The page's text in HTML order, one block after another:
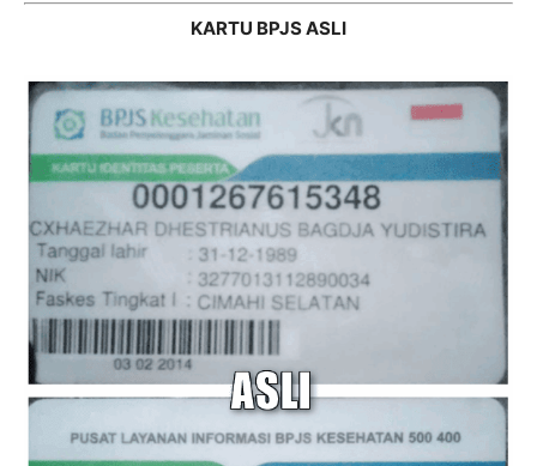
KARTU BPJS ASLI